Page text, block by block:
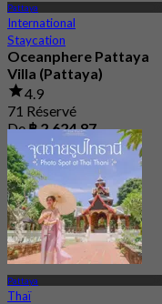
Pattaya
International
Staycation
Oceanphere Pattaya
Villa (Pattaya)
4.9
71 Réservé
De฿ 2,624.87
Pattaya
Thaï